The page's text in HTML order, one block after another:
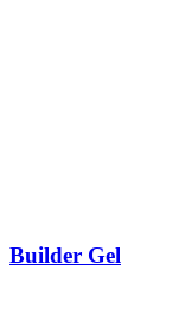
Builder Gel